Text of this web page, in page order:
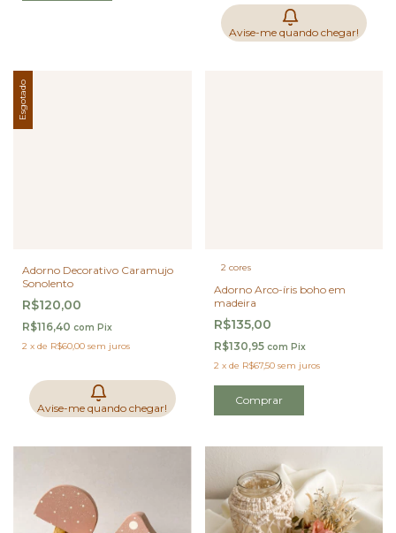
Avise-me quando chegar!
Esgotado
Adorno Decorativo Caramujo
Sonolento
R$120,00
R$116,40 com Pix
2 x de R$60,00 sem juros
Avise-me quando chegar!
2 cores
Adorno Arco-íris boho em
madeira
R$135,00
R$130,95 com Pix
2 x de R$67,50 sem juros
Comprar